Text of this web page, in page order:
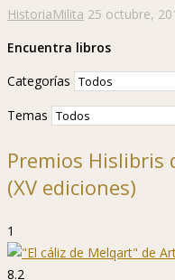
HistoriaMilita 25 octubre,
Encuentra libros
Categorías
Temas
Premios
(XV ediciones)
1
8.2